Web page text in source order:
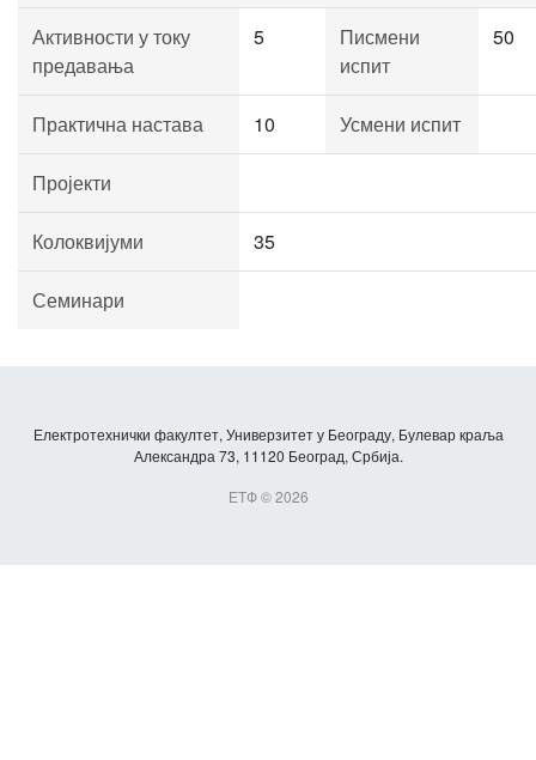
Активности у току
предавања
5
Писмени
испит
50
Практична настава 10 Усмени испит
Пројекти
Колоквијуми 35
Семинари
Електротехнички факултет, Универзитет у Београду, Булевар краља
Александра 73, 11120 Београд, Србија.
ЕТФ © 2026